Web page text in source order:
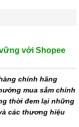
với Shopee
chính hãng
mua sắm chính
thời đem lại những
các thương hiệu